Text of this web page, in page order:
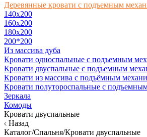
Деревянные кровати с подъемным
140x200
160х200
180х200
200*200
Из массива дуба
Кровати односпальные с подъемным
Кровати двуспальные с подъемным
Кровати из массива с подъёмным
Кровати полутороспальные с
Зеркала
Комоды
Кровати двуспальные
Назад
Каталог/Спальня/Кровати двуспальные